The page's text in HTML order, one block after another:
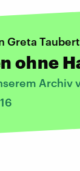
Greta Taubert
ohne
Archiv